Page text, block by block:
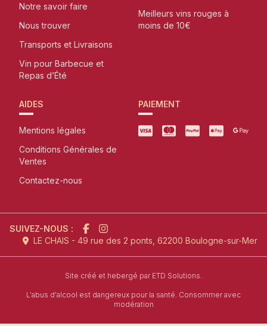
Notre savoir faire
Nous trouver
Transports et Livraisons
Vin pour Barbecue et
Repas d’Été
Meilleurs vins rouges à
moins de 10€
AIDES
Mentions légales
Conditions Générales de
Ventes
Contactez-nous
PAIEMENT
SUIVEZ-NOUS :
LE CHAIS - 49 rue des 2 ponts, 62200 Boulogne-sur-Mer
Site créé et hebergé parl'agence de création de site
ETD Solutions.
L'abus d'alcool est dangereux pour la santé. Consommer avec
modération